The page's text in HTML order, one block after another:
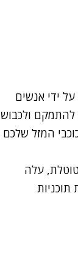
ידי אנשים
להתמקם ולכבוש
המזל שלכם
עלה